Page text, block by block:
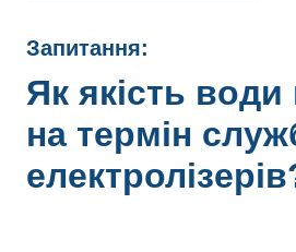
Запитання:
Як якість
на термін